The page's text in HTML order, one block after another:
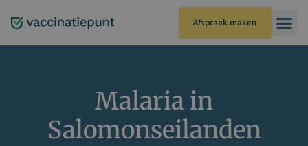
naar
inhoud
Afspraak maken
Malaria in
Salomonseilanden